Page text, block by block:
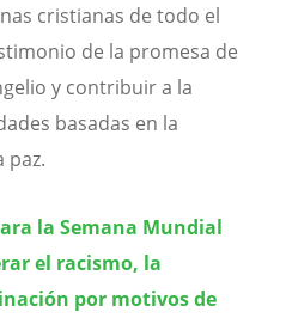
cristianas de todo el
de la promesa de
y contribuir a la
basadas en la
paz.
la Semana Mundial
el racismo, la
por motivos de